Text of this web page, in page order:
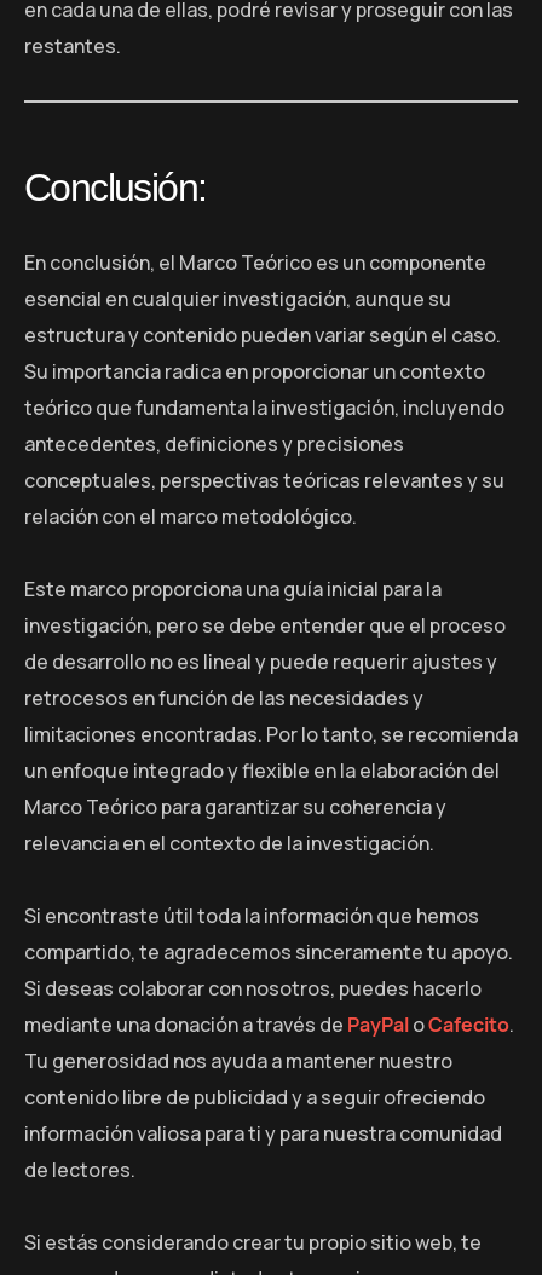
en cada una de ellas, podré revisar y proseguir con las
restantes.
Conclusión:
En conclusión, el Marco Teórico es un componente
esencial en cualquier investigación, aunque su
estructura y contenido pueden variar según el caso.
Su importancia radica en proporcionar un contexto
teórico que fundamenta la investigación, incluyendo
antecedentes, definiciones y precisiones
conceptuales, perspectivas teóricas relevantes y su
relación con el marco metodológico.
Este marco proporciona una guía inicial para la
investigación, pero se debe entender que el proceso
de desarrollo no es lineal y puede requerir ajustes y
retrocesos en función de las necesidades y
limitaciones encontradas. Por lo tanto, se recomienda
un enfoque integrado y flexible en la elaboración del
Marco Teórico para garantizar su coherencia y
relevancia en el contexto de la investigación.
Si encontraste útil toda la información que hemos
compartido, te agradecemos sinceramente tu apoyo.
Si deseas colaborar con nosotros, puedes hacerlo
mediante una donación a través de PayPaloCafecito.
Tu generosidad nos ayuda a mantener nuestro
contenido libre de publicidad y a seguir ofreciendo
información valiosa para ti y para nuestra comunidad
de lectores.
Si estás considerando crear tu propio sitio web, te